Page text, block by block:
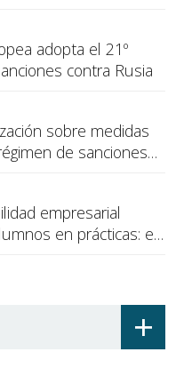
adopta el 21º
contra Rusia
sobre medidas
de sanciones
empresarial
en prácticas: el
+